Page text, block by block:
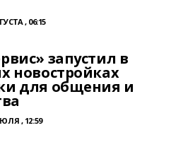
, 06:15
запустил в
новостройках
для общения и
, 12:59